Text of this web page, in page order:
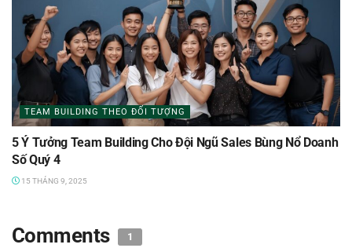
TEAM BUILDING THEO ĐỐI TƯỢNG
5 Ý Tưởng Team Building Cho Đội Ngũ Sales Bùng Nổ Doanh
Số Quý 4
15 THÁNG 9, 2025
Comments 1